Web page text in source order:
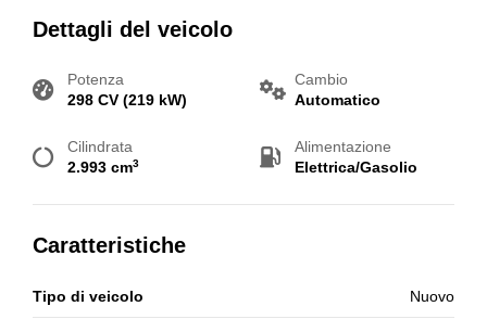
Dettagli del veicolo
Potenza
298 CV (219 kW)
Cambio
Automatico
Cilindrata
2.993 cm3
Alimentazione
Elettrica/Gasolio
Caratteristiche
Tipo di veicolo Nuovo